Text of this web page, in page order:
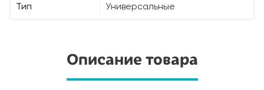
Тип Универсальные
Описание товара